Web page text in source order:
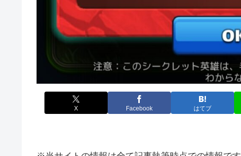
X Facebook はてブ